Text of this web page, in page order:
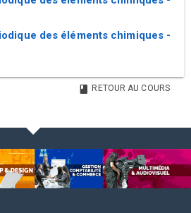
des éléments chimiques -
RETOUR AU COURS